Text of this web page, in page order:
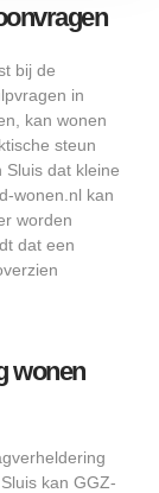
bij de
in
kan wonen
steun
dat kleine
wonen.nl kan
worden
dat een
wonen
kan GGZ-